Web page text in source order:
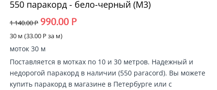
550 паракорд - бело-черный (М3)
1 140.00Р 990.00 Р
30 м (33.00 Р за м)
моток 30 м
Поставляется в мотках по 10 и 30 метров. Надежный и
недорогой паракорд в наличии (550 paracord). Вы можете
купить паракорд в магазине в Петербурге или с